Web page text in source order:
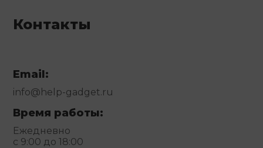
Контакты
Email:
info@help-gadget.ru
Время работы:
Ежедневно
с 9:00 до 18:00